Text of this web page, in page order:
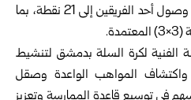
تستمر ‏المباراة 10 دقائق أو حتى وصول أحد الفريقين إلى 21 نقطة، بما
الفنية لكرة السلة بدمشق لتنشيط
واكتشاف المواهب الواعدة وصقل